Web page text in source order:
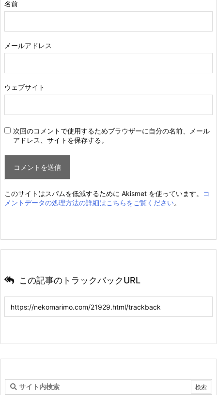
名前
メールアドレス
ウェブサイト
次回のコメントで使用するためブラウザーに自分の名前、メール
アドレス、サイトを保存する。
このサイトはスパムを低減するために Akismet を使っています。
コ
メントデータの処理方法の詳細はこちらをご覧ください。
この記事のトラックバックURL